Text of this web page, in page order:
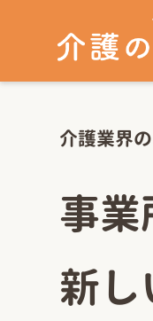
介護業界
事
新